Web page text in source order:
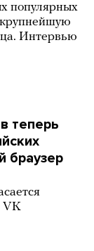
популярных
Интервью
теперь
браузер
VK